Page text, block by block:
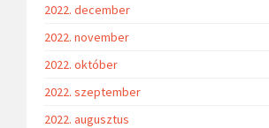
2022. december
2022. november
2022. október
2022. szeptember
2022. augusztus